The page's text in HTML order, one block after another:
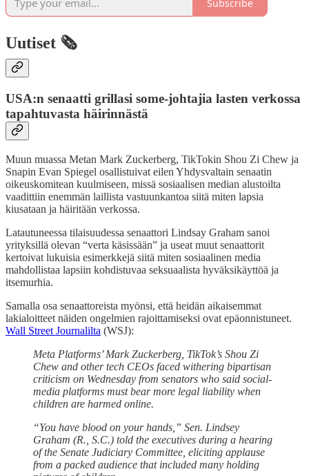
Subscribe
Uutiset 🗞️
USA:n senaatti grillasi some-johtajia lasten verkossa
tapahtuvasta häirinnästä
Muun muassa Metan Mark Zuckerberg, TikTokin Shou Zi Chew ja
Snapin Evan Spiegel osallistuivat eilen Yhdysvaltain senaatin
oikeuskomitean kuulmiseen, missä sosiaalisen median alustoilta
vaadittiin enemmän laillista vastuunkantoa siitä miten lapsia
kiusataan ja häiritään verkossa.
Latautuneessa tilaisuudessa senaattori Lindsay Graham sanoi
yrityksillä olevan “verta käsissään” ja useat muut senaattorit
kertoivat lukuisia esimerkkejä siitä miten sosiaalinen media
mahdollistaa lapsiin kohdistuvaa seksuaalista hyväksikäyttöä ja
itsemurhia.
Samalla osa senaattoreista myönsi, että heidän aikaisemmat
lakialoitteet näiden ongelmien rajoittamiseksi ovat epäonnistuneet.
Wall Street Journalilta (WSJ):
Meta Platforms’ Mark Zuckerberg, TikTok’s Shou Zi
Chew and other tech CEOs faced withering bipartisan
criticism on Wednesday from senators who said social-
media platforms must bear more legal liability when
children are harmed online.
“You have blood on your hands,” Sen. Lindsey
Graham (R., S.C.) told the executives during a hearing
of the Senate Judiciary Committee, eliciting applause
from a packed audience that included many holding